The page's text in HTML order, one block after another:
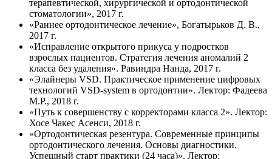
терапевтической, хирургической и ортодонтической
стоматологии», 2017 г.
«Раннее ортодонтическое лечение», Богатырьков Д. В.,
2017 г.
«Исправление открытого прикуса у подростков
взрослых пациентов. Стратегия лечения аномалий 2
класса без удаления». Равиндра Нанда, 2017 г.
«Элайнеры VSD. Практическое применение цифровых
технологий VSD-system в ортодонтии». Лектор: Фадеева
М.Р., 2018 г.
«Путь к совершенству с корректорами класса 2». Лектор:
Хосе Чакес Асенси, 2018 г.
«Ортодонтическая резентура. Современные принципы
ортодонтического лечения. Основы диагностики.
Успешный старт практики (24 часа)». Лектор: